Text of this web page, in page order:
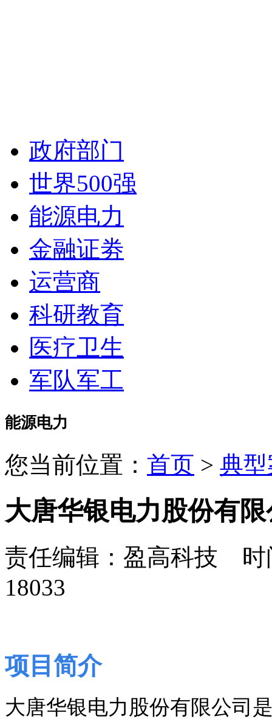
政府部门
世界500强
能源电力
金融证劵
运营商
科研教育
医疗卫生
军队军工
能源电力
您当前位置： 首页 > 典
大唐华银电力股份有
责任编辑：盈高科技 时
18033
项目简介
大唐华银电力股份有限公司